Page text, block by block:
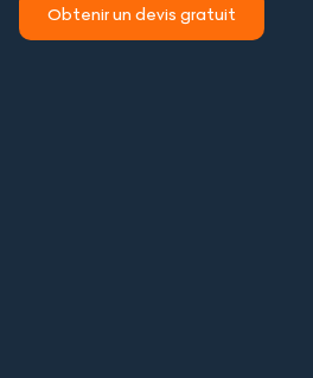
Obtenir un devis gratuit